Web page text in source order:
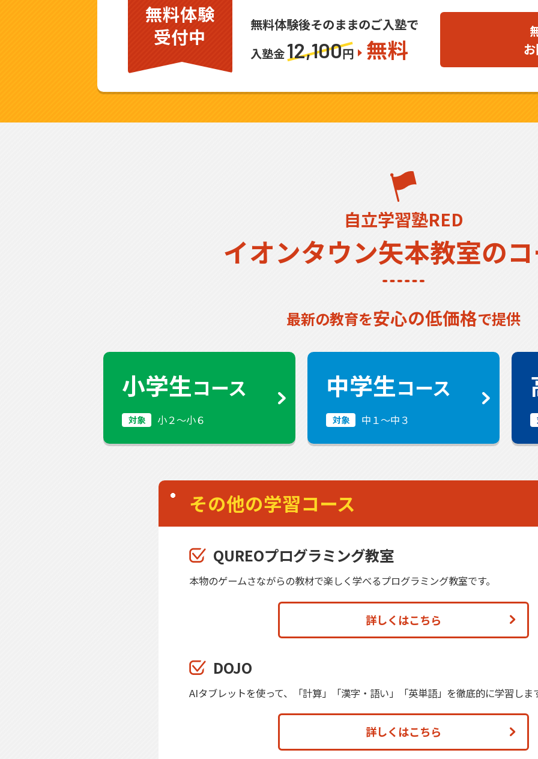
無料体験
受付中
無料体験後そのままのご入塾で
入塾金12,100円 無料
自立学習塾RED
イオンタウン矢本教室の
最新の教育を安心の低価格で提供
小学生コース
対象 小２〜小６
中学生コース
対象 中１〜中３
その他の学習コース
QUREOプログラミング教室
本物のゲームさながらの教材で楽しく学べるプログラミング教室です。
詳しくはこちら
DOJO
AIタブレットを使って、「計算」「漢字・語い」「英単語」を徹底的に学習しま
詳しくはこちら